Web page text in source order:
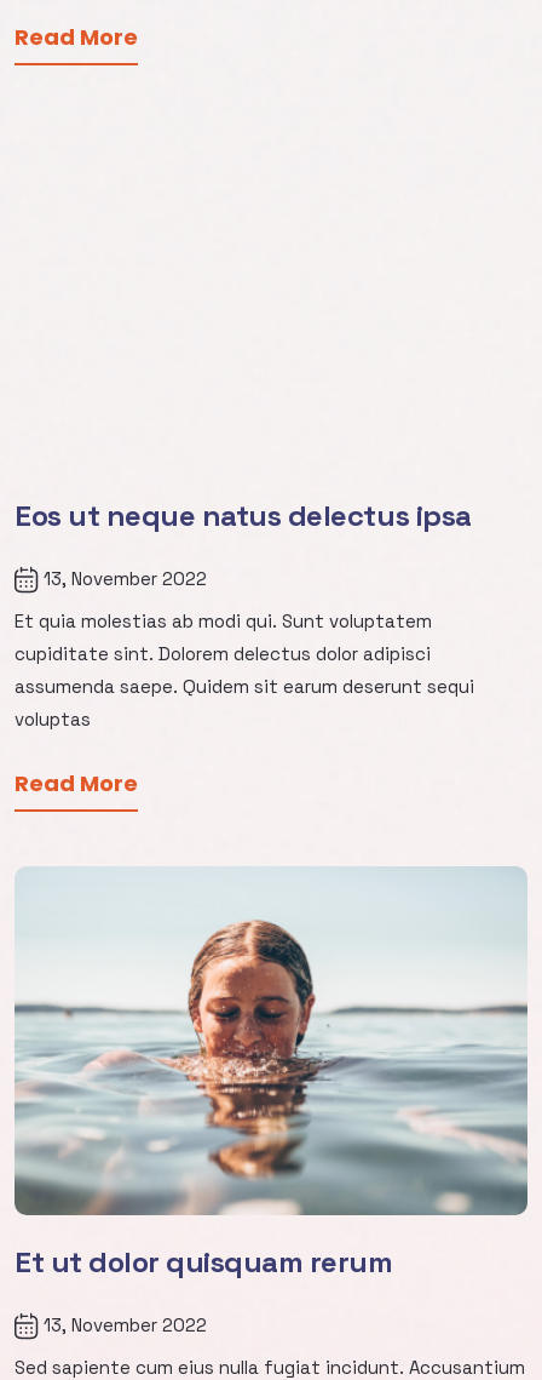
Read More
Eos ut neque natus delectus ipsa
13, November 2022
Et quia molestias ab modi qui. Sunt voluptatem
cupiditate sint. Dolorem delectus dolor adipisci
assumenda saepe. Quidem sit earum deserunt sequi
voluptas
Read More
Et ut dolor quisquam rerum
13, November 2022
Sed sapiente cum eius nulla fugiat incidunt. Accusantium